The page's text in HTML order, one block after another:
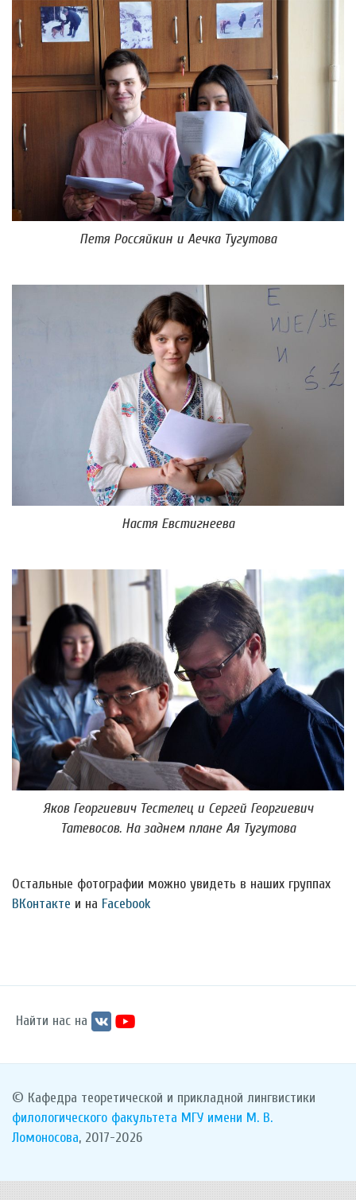
Петя Россяйкин и Аечка Тугутова
Настя Евстигнеева
Яков Георгиевич Тестелец и Сергей Георгиевич
Татевосов. На заднем плане Ая Тугутова
Остальные фотографии можно увидеть в наших группах
ВКонтакте и на Facebook
Найти нас на
© Кафедра теоретической и прикладной лингвистики
филологического факультета МГУ имени М. В.
Ломоносова, 2017-2026